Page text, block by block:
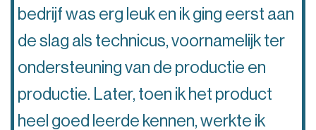
bedrijf was erg leuk en ik ging eerst aan
de slag als technicus, voornamelijk ter
ondersteuning van de productie en
productie. Later, toen ik het product
heel goed leerde kennen, werkte ik